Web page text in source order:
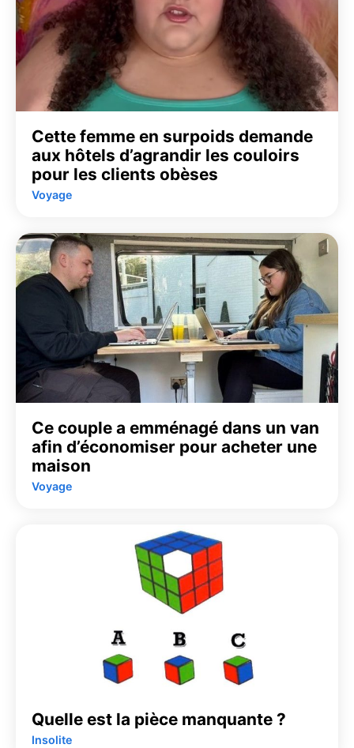
Cette femme en surpoids demande
aux hôtels d’agrandir les couloirs
pour les clients obèses
Voyage
Ce couple a emménagé dans un van
afin d’économiser pour acheter une
maison
Voyage
Quelle est la pièce manquante ?
Insolite